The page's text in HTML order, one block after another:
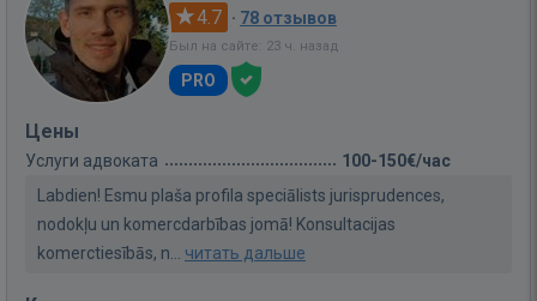
4.7 · 78 отзывов
Был на сайте: 23 ч. назад
PRO
Цены
Услуги адвоката
100-150€/час
Labdien! Esmu plaša profila speciālists jurisprudences,
nodokļu un komercdarbības jomā! Konsultacijas
komerctiesībās, n... читать дальше